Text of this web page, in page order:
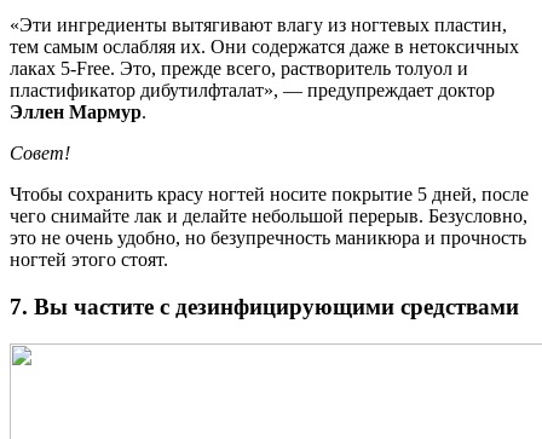
«Эти ингредиенты вытягивают влагу из ногтевых пластин,
тем самым ослабляя их. Они содержатся даже в нетоксичных
лаках 5-Free. Это, прежде всего, растворитель толуол и
пластификатор дибутилфталат», — предупреждает доктор
Эллен Мармур.
Совет!
Чтобы сохранить красу ногтей носите покрытие 5 дней, после
чего снимайте лак и делайте небольшой перерыв. Безусловно,
это не очень удобно, но безупречность маникюра и прочность
ногтей этого стоят.
7. Вы частите с дезинфицирующими средствами